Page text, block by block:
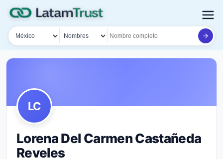
País
Tipo de búsqueda
Nombre o documento
LC
Lorena Del Carmen Castañeda
Reveles